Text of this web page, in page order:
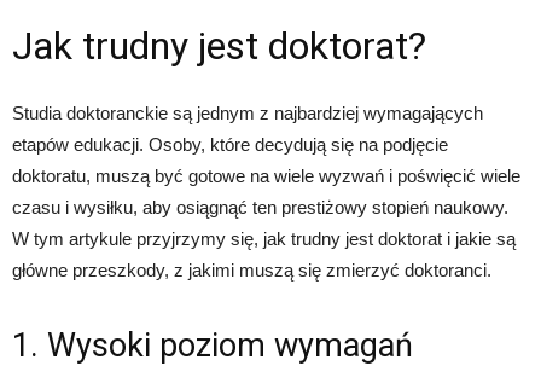
Jak trudny jest doktorat?
Studia doktoranckie są jednym z najbardziej wymagających
etapów edukacji. Osoby, które decydują się na podjęcie
doktoratu, muszą być gotowe na wiele wyzwań i poświęcić wiele
czasu i wysiłku, aby osiągnąć ten prestiżowy stopień naukowy.
W tym artykule przyjrzymy się, jak trudny jest doktorat i jakie są
główne przeszkody, z jakimi muszą się zmierzyć doktoranci.
1. Wysoki poziom wymagań